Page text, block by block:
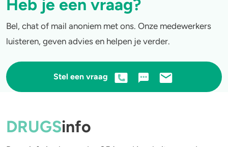
Heb je een vraag?
Bel, chat of mail anoniem met ons. Onze medewerkers
luisteren, geven advies en helpen je verder.
Stel een vraag
DRUGSinfo